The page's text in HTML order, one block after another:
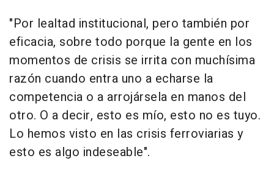
"Por lealtad institucional, pero también por
eficacia, sobre todo porque la gente en los
momentos de crisis se irrita con muchísima
razón cuando entra uno a echarse la
competencia o a arrojársela en manos del
otro. O a decir, esto es mío, esto no es tuyo.
Lo hemos visto en las crisis ferroviarias y
esto es algo indeseable".